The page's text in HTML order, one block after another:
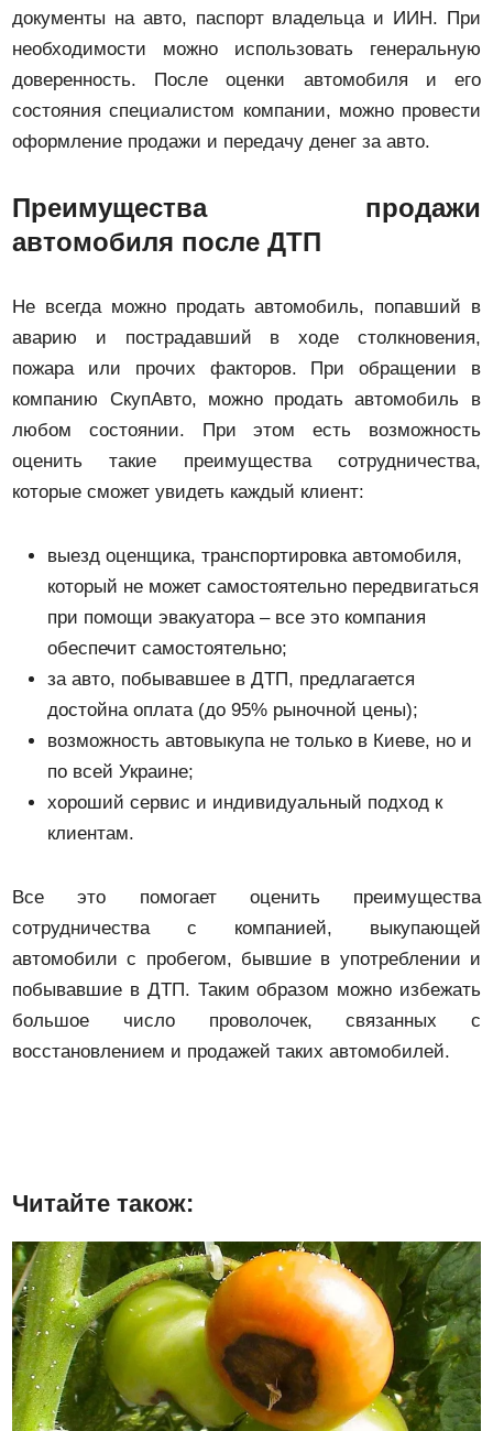
документы на авто, паспорт владельца и ИИН. При
необходимости можно использовать генеральную
доверенность. После оценки автомобиля и его
состояния специалистом компании, можно провести
оформление продажи и передачу денег за авто.
Преимущества продажи
автомобиля после ДТП
Не всегда можно продать автомобиль, попавший в
аварию и пострадавший в ходе столкновения,
пожара или прочих факторов. При обращении в
компанию СкупАвто, можно продать автомобиль в
любом состоянии. При этом есть возможность
оценить такие преимущества сотрудничества,
которые сможет увидеть каждый клиент:
выезд оценщика, транспортировка автомобиля,
который не может самостоятельно передвигаться
при помощи эвакуатора – все это компания
обеспечит самостоятельно;
за авто, побывавшее в ДТП, предлагается
достойна оплата (до 95% рыночной цены);
возможность автовыкупа не только в Киеве, но и
по всей Украине;
хороший сервис и индивидуальный подход к
клиентам.
Все это помогает оценить преимущества
сотрудничества с компанией, выкупающей
автомобили с пробегом, бывшие в употреблении и
побывавшие в ДТП. Таким образом можно избежать
большое число проволочек, связанных с
восстановлением и продажей таких автомобилей.
Читайте також: